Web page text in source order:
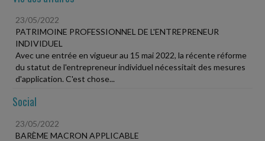
23/05/2022
PATRIMOINE PROFESSIONNEL DE L'ENTREPRENEUR
INDIVIDUEL
Avec une entrée en vigueur au 15 mai 2022, la récente réforme
du statut de l'entrepreneur individuel nécessitait des mesures
d'application. C'est chose...
Social
23/05/2022
BARÈME MACRON APPLICABLE